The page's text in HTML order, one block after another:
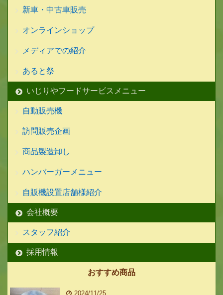
新車・中古車販売
オンラインショップ
メディアでの紹介
あると祭
いじりやフードサービスメニュー
自動販売機
訪問販売企画
商品製造卸し
ハンバーガーメニュー
自販機設置店舗様紹介
会社概要
スタッフ紹介
採用情報
おすすめ商品
2024/11/25